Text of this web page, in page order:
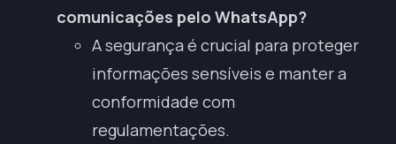
comunicações pelo WhatsApp?
A segurança é crucial para proteger
informações sensíveis e manter a
conformidade com
regulamentações.